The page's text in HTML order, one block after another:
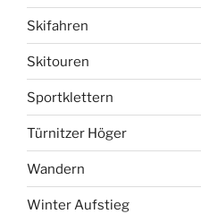
Skifahren
Skitouren
Sportklettern
Türnitzer Höger
Wandern
Winter Aufstieg